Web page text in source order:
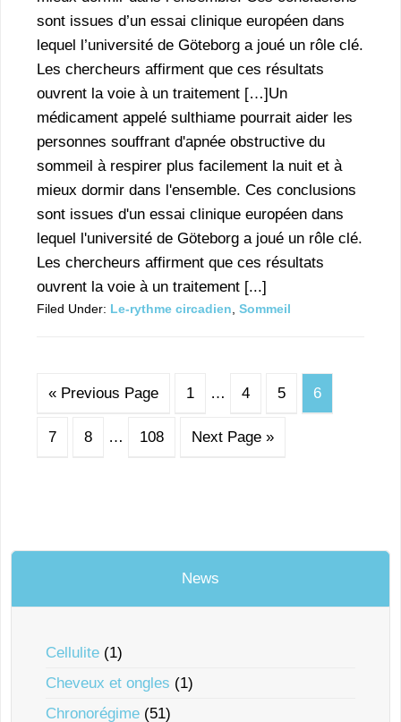
sont issues d’un essai clinique européen dans
lequel l’université de Göteborg a joué un rôle clé.
Les chercheurs affirment que ces résultats
ouvrent la voie à un traitement […]Un
médicament appelé sulthiame pourrait aider les
personnes souffrant d'apnée obstructive du
sommeil à respirer plus facilement la nuit et à
mieux dormir dans l'ensemble. Ces conclusions
sont issues d'un essai clinique européen dans
lequel l'université de Göteborg a joué un rôle clé.
Les chercheurs affirment que ces résultats
ouvrent la voie à un traitement [...]
Filed Under: Le-rythme circadien Sommeil
« Previous Page 1 … 4 5 6
7 8 … 108 Next Page »
News
Cellulite (1)
Cheveux et ongles (1)
Chronorégime (51)